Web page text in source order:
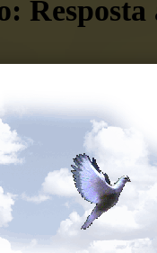
Deus -
igreja/